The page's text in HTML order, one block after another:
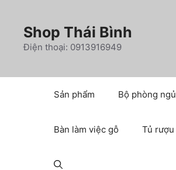
dung
Shop Thái Bình
Điện thoại: 0913916949
Sản phẩm Bộ phòng ngủ
Bàn làm việc gỗ Tủ rượu